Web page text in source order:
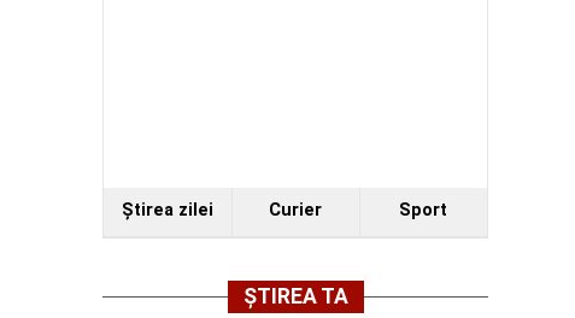
Ştirea zilei Curier Sport
ȘTIREA TA